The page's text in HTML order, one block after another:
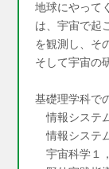
地球にやって
は、宇宙で起
を観測し、そ
そして宇宙の
基礎理学科で
情報システ
情報システ
宇宙科学１